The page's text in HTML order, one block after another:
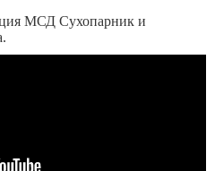
МСД Сухопарник и